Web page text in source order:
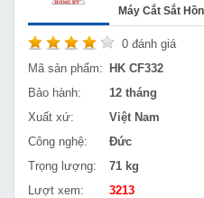
Máy Cắt Sắt
0 đánh giá
Mã sản phẩm:
HK CF332
Bảo hành:
12 tháng
Xuất xứ:
Việt Nam
Công nghệ:
Đức
Trọng lượng:
71 kg
Lượt xem:
3213